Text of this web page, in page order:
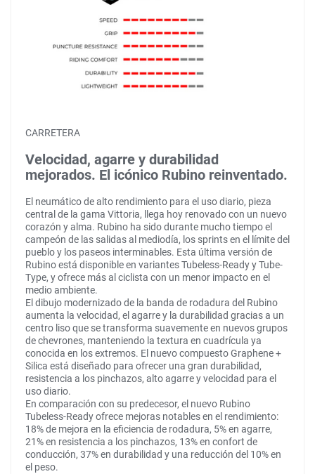
CARRETERA
Velocidad, agarre y durabilidad
mejorados. El icónico Rubino reinventado.
El neumático de alto rendimiento para el uso diario, pieza
central de la gama Vittoria, llega hoy renovado con un nuevo
corazón y alma. Rubino ha sido durante mucho tiempo el
campeón de las salidas al mediodía, los sprints en el límite del
pueblo y los paseos interminables. Esta última versión de
Rubino está disponible en variantes Tubeless-Ready y Tube-
Type, y ofrece más al ciclista con un menor impacto en el
medio ambiente.
El dibujo modernizado de la banda de rodadura del Rubino
aumenta la velocidad, el agarre y la durabilidad gracias a un
centro liso que se transforma suavemente en nuevos grupos
de chevrones, manteniendo la textura en cuadrícula ya
conocida en los extremos. El nuevo compuesto Graphene +
Silica está diseñado para ofrecer una gran durabilidad,
resistencia a los pinchazos, alto agarre y velocidad para el
uso diario.
En comparación con su predecesor, el nuevo Rubino
Tubeless-Ready ofrece mejoras notables en el rendimiento:
18% de mejora en la eficiencia de rodadura, 5% en agarre,
21% en resistencia a los pinchazos, 13% en confort de
conducción, 37% en durabilidad y una reducción del 10% en
el peso.